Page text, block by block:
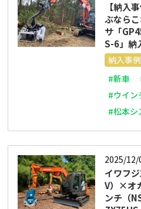
【納入
ぶなら
サ「
S-6」納
納入事例
#新車
#ウイン
#松本シ
2025/12/
イワフ
V）×オ
ンチ（